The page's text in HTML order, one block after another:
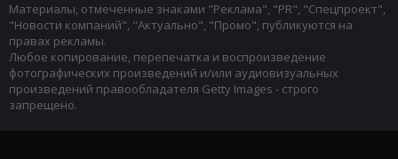
Материалы, отмеченные знаками "Реклама", "PR", "Спецпроект",
"Новости компаний", "Актуально", "Промо", публикуются на
правах рекламы.
Любое копирование, перепечатка и воспроизведение
фотографических произведений и/или аудиовизуальных
произведений правообладателя Getty Images - строго
запрещено.